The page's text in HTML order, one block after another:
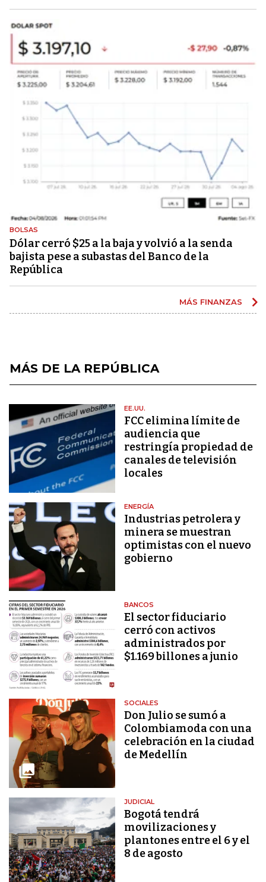
BOLSAS
Dólar cerró $25 a la baja y volvió a la senda
bajista pese a subastas del Banco de la
República
MÁS FINANZAS
MÁS DE LA REPÚBLICA
EE.UU.
FCC elimina límite de
audiencia que
restringía propiedad de
canales de televisión
locales
ENERGÍA
Industrias petrolera y
minera se muestran
optimistas con el nuevo
gobierno
BANCOS
El sector fiduciario
cerró con activos
administrados por
$1.169 billones a junio
SOCIALES
Don Julio se sumó a
Colombiamoda con una
celebración en la ciudad
de Medellín
JUDICIAL
Bogotá tendrá
movilizaciones y
plantones entre el 6 y el
8 de agosto